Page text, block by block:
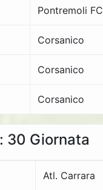
Pontremoli FC
Corsanico
Corsanico
Corsanico
30 Giornata
Atl. Carrara